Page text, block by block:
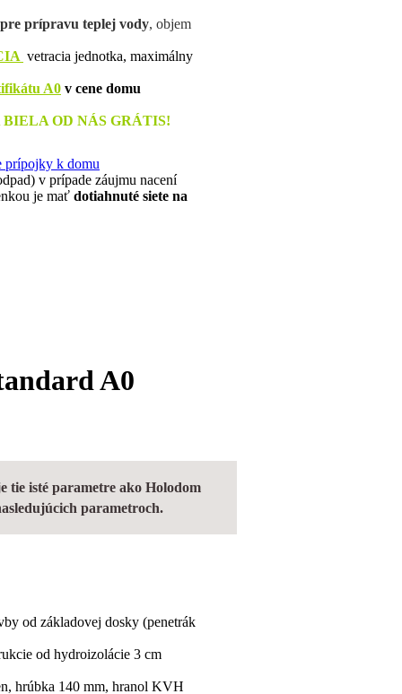
pre prípravu teplej vody, objem
vetracia jednotka, maximálny
A0 v cene domu
OD NÁS GRÁTIS!
prípojky k domu
v prípade záujmu nacení
je mať dotiahnuté siete na
A0
tie isté parametre ako Holodom
parametroch.
od základovej dosky (penetrák
od hydroizolácie 3 cm
hrúbka 140 mm, hranol KVH